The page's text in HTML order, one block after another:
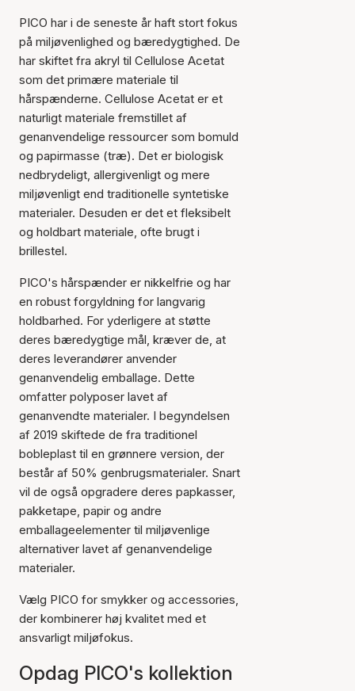
PICO har i de seneste år haft stort fokus
på miljøvenlighed og bæredygtighed. De
har skiftet fra akryl til Cellulose Acetat
som det primære materiale til
hårspænderne. Cellulose Acetat er et
naturligt materiale fremstillet af
genanvendelige ressourcer som bomuld
og papirmasse (træ). Det er biologisk
nedbrydeligt, allergivenligt og mere
miljøvenligt end traditionelle syntetiske
materialer. Desuden er det et fleksibelt
og holdbart materiale, ofte brugt i
brillestel.
PICO's hårspænder er nikkelfrie og har
en robust forgyldning for langvarig
holdbarhed. For yderligere at støtte
deres bæredygtige mål, kræver de, at
deres leverandører anvender
genanvendelig emballage. Dette
omfatter polyposer lavet af
genanvendte materialer. I begyndelsen
af 2019 skiftede de fra traditionel
bobleplast til en grønnere version, der
består af 50% genbrugsmaterialer. Snart
vil de også opgradere deres papkasser,
pakketape, papir og andre
emballageelementer til miljøvenlige
alternativer lavet af genanvendelige
materialer.
Vælg PICO for smykker og accessories,
der kombinerer høj kvalitet med et
ansvarligt miljøfokus.
Opdag PICO's kollektion